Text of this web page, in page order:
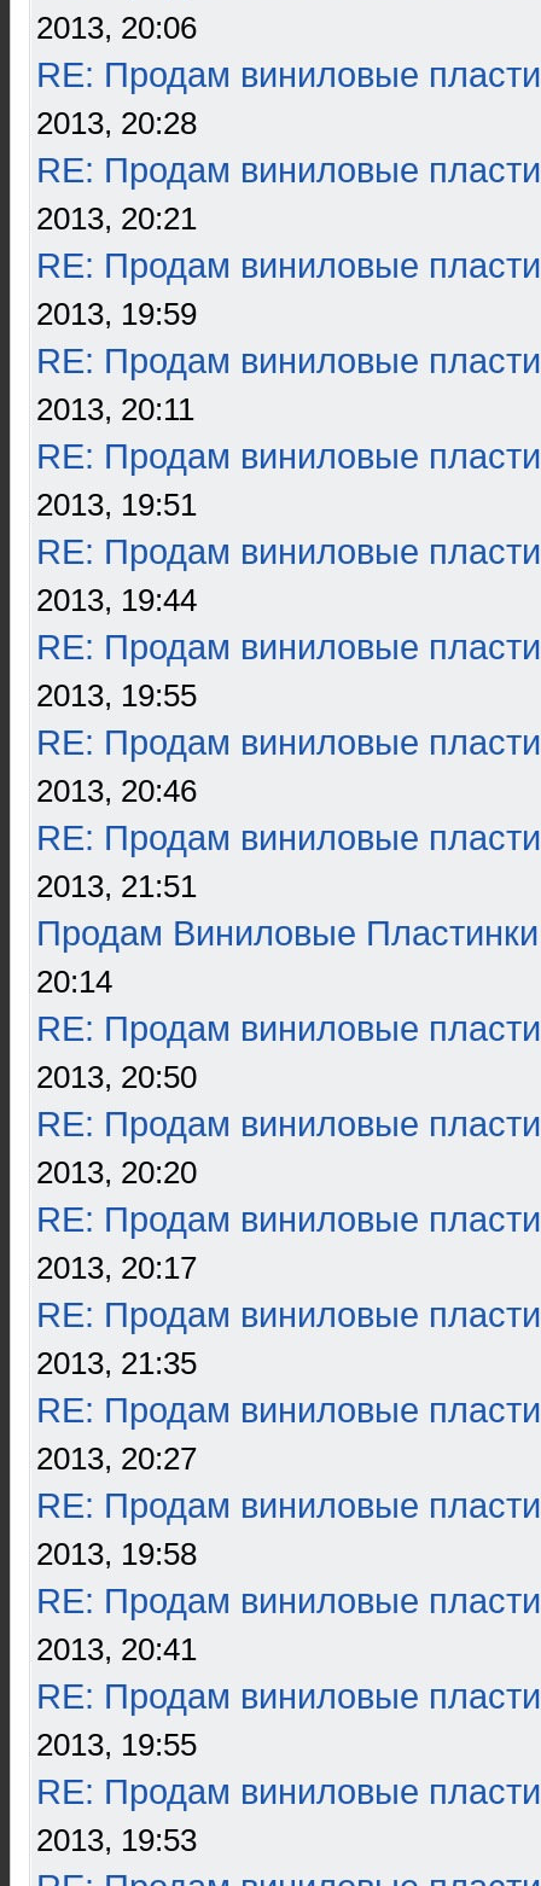
2013, 20:06
RE: Продам виниловые
2013, 20:28
RE: Продам виниловые
2013, 20:21
RE: Продам виниловые
2013, 19:59
RE: Продам виниловые
2013, 20:11
RE: Продам виниловые
2013, 19:51
RE: Продам виниловые
2013, 19:44
RE: Продам виниловые
2013, 19:55
RE: Продам виниловые
2013, 20:46
RE: Продам виниловые
2013, 21:51
Продам Виниловые Пластинки
20:14
RE: Продам виниловые
2013, 20:50
RE: Продам виниловые
2013, 20:20
RE: Продам виниловые
2013, 20:17
RE: Продам виниловые
2013, 21:35
RE: Продам виниловые
2013, 20:27
RE: Продам виниловые
2013, 19:58
RE: Продам виниловые
2013, 20:41
RE: Продам виниловые
2013, 19:55
RE: Продам виниловые
2013, 19:53